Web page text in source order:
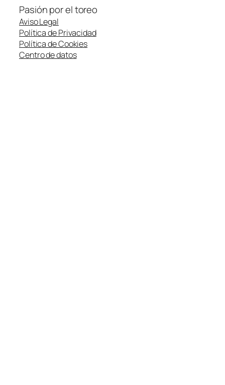
Pasión por el toreo
Aviso Legal
Política de Privacidad
Política de Cookies
Centro de datos